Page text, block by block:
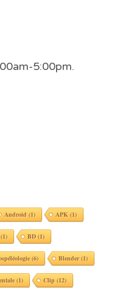
5:00pm.
Android (1) APK (1)
BD(1)
(6) Blender(1)
(1) Clip (12)